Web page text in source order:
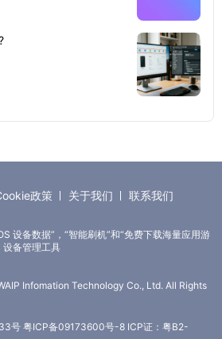
政策 关于我们 联系我们
设备数据”，“智能刷机”和“免费下载海量应用游
设备管理工具
Infomation Technology Co., Ltd. All Rights
号 粤ICP备09173600号-8 ICP证：粤B2-